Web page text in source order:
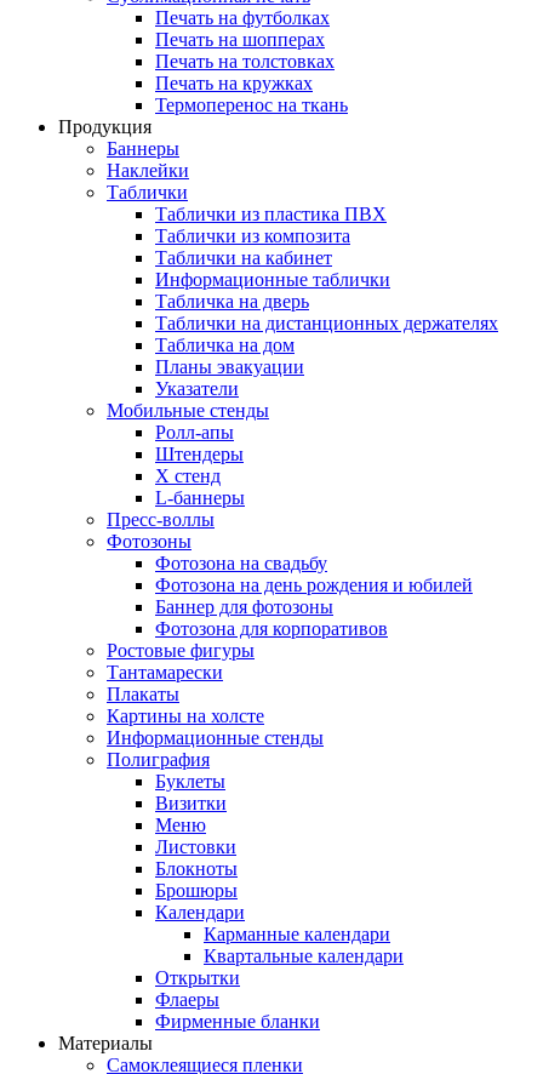
Печать на футболках
Печать на шопперах
Печать на толстовках
Печать на кружках
Термоперенос на ткань
Продукция
Баннеры
Наклейки
Таблички
Таблички из пластика ПВХ
Таблички из композита
Таблички на кабинет
Информационные таблички
Табличка на дверь
Таблички на дистанционных держателях
Табличка на дом
Планы эвакуации
Указатели
Мобильные стенды
Ролл-апы
Штендеры
Х стенд
L-баннеры
Пресс-воллы
Фотозоны
Фотозона на свадьбу
Фотозона на день рождения и юбилей
Баннер для фотозоны
Фотозона для корпоративов
Ростовые фигуры
Тантамарески
Плакаты
Картины на холсте
Информационные стенды
Полиграфия
Буклеты
Визитки
Меню
Листовки
Блокноты
Брошюры
Календари
Карманные календари
Квартальные календари
Открытки
Флаеры
Фирменные бланки
Материалы
Самоклеящиеся пленки